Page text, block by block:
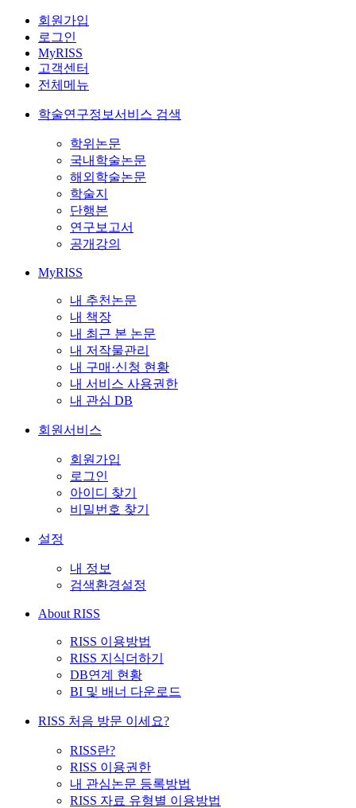
회원가입
로그인
MyRISS
고객센터
전체메뉴
학술연구정보서비스 검색
학위논문
국내학술논문
해외학술논문
학술지
단행본
연구보고서
공개강의
MyRISS
내 추천논문
내 책장
내 최근 본 논문
내 저작물관리
내 구매·신청 현황
내 서비스 사용권한
내 관심 DB
회원서비스
회원가입
로그인
아이디 찾기
비밀번호 찾기
설정
내 정보
검색환경설정
About RISS
RISS 이용방법
RISS 지식더하기
DB연계 현황
BI 및 배너 다운로드
RISS 처음 방문 이세요?
RISS란?
RISS 이용권한
내 관심논문 등록방법
RISS 자료 유형별 이용방법